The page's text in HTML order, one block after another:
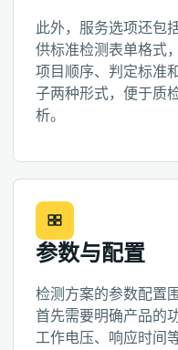
此外，服务选项还包
供标准检测表单格式
项目顺序、判定标准
子两种形式，便于质
析。
参数与配置
检测方案的参数配置
首先需要明确产品的
工作电压、响应时间